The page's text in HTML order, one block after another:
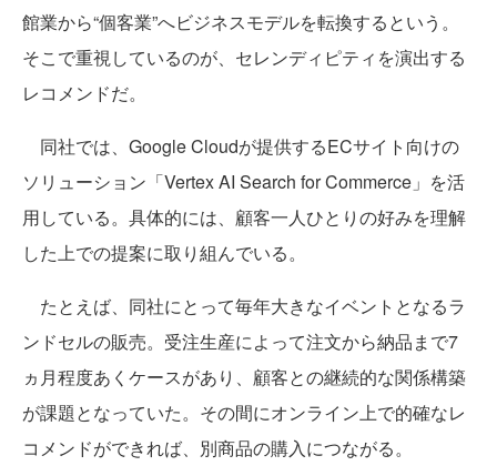
館業から“個客業”へビジネスモデルを転換するという。
そこで重視しているのが、セレンディピティを演出する
レコメンドだ。
同社では、Google Cloudが提供するECサイト向けの
ソリューション「Vertex AI Search for Commerce」を活
用している。具体的には、顧客一人ひとりの好みを理解
した上での提案に取り組んでいる。
たとえば、同社にとって毎年大きなイベントとなるラ
ンドセルの販売。受注生産によって注文から納品まで7
ヵ月程度あくケースがあり、顧客との継続的な関係構築
が課題となっていた。その間にオンライン上で的確なレ
コメンドができれば、別商品の購入につながる。